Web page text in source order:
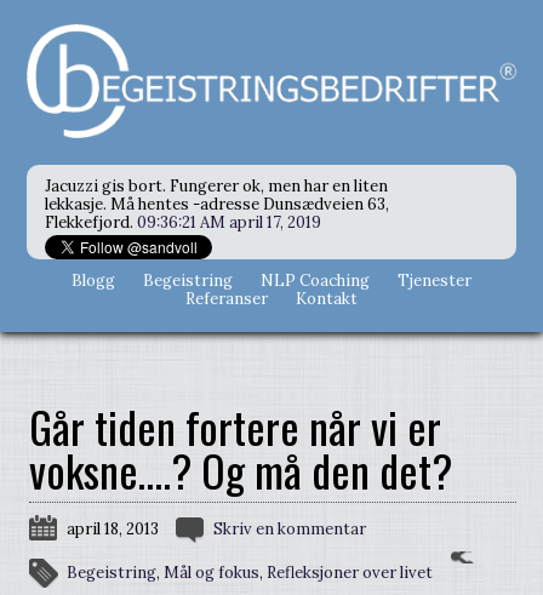
Jacuzzi gis bort. Fungerer ok, men har en liten
lekkasje. Må hentes -adresse Dunsædveien 63,
Flekkefjord. 09:36:21 AM april 17, 2019
Blogg Begeistring NLP Coaching
Tjenester
Referanser
Kontakt
Går tiden fortere når vi er
voksne….? Og må den det?
april 18, 2013 Skriv en kommentar
Begeistring,Mål og fokus, Refleksjoner over livet